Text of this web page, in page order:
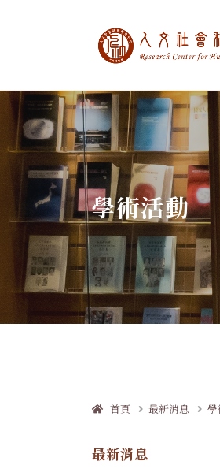
中央研
學術活動
首頁 最新消息
最新消息